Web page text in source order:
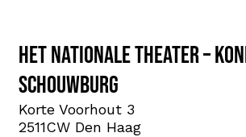
Het Nationale Theater –
Schouwburg
Korte Voorhout 3
2511CW Den Haag